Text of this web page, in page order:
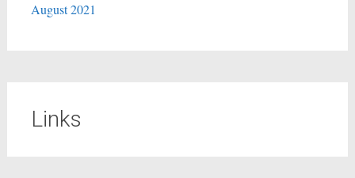
August 2021
Links